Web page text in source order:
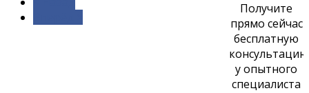
Получите
прямо сейчас
бесплатную
консультацию
у опытного
специалиста